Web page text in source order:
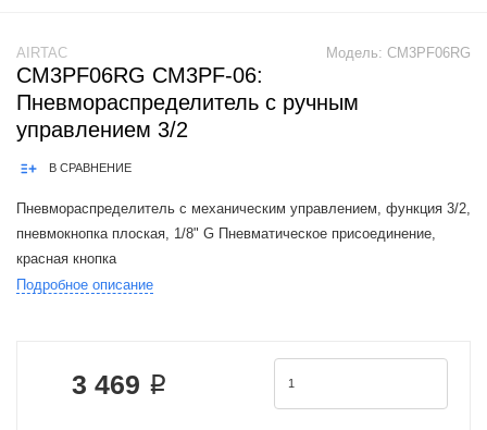
Модель: CM3PF06RG
AIRTAC
CM3PF06RG CM3PF-06:
Пневмораспределитель с ручным
управлением 3/2
В СРАВНЕНИЕ
Пневмораспределитель с механическим управлением, функция 3/2,
пневмокнопка плоская, 1/8" G Пневматическое присоединение,
красная кнопка
Подробное описание
3 469 ₽